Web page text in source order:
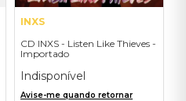
INXS
CD INXS - Listen Like Thieves -
Importado
Indisponível
Avise-me quando retornar